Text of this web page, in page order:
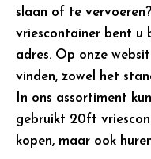
slaan of te
vriescontainer bent u
adres. Op onze
vinden, zowel het
In ons assortiment
gebruikt 20ft
kopen, maar ook